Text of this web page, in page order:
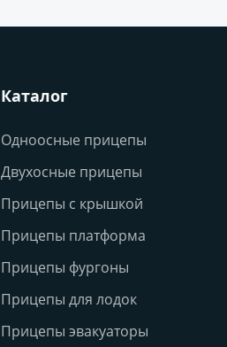
Каталог
Одноосные прицепы
Двухосные прицепы
Прицепы с крышкой
Прицепы платформа
Прицепы фургоны
Прицепы для лодок
Прицепы эвакуаторы